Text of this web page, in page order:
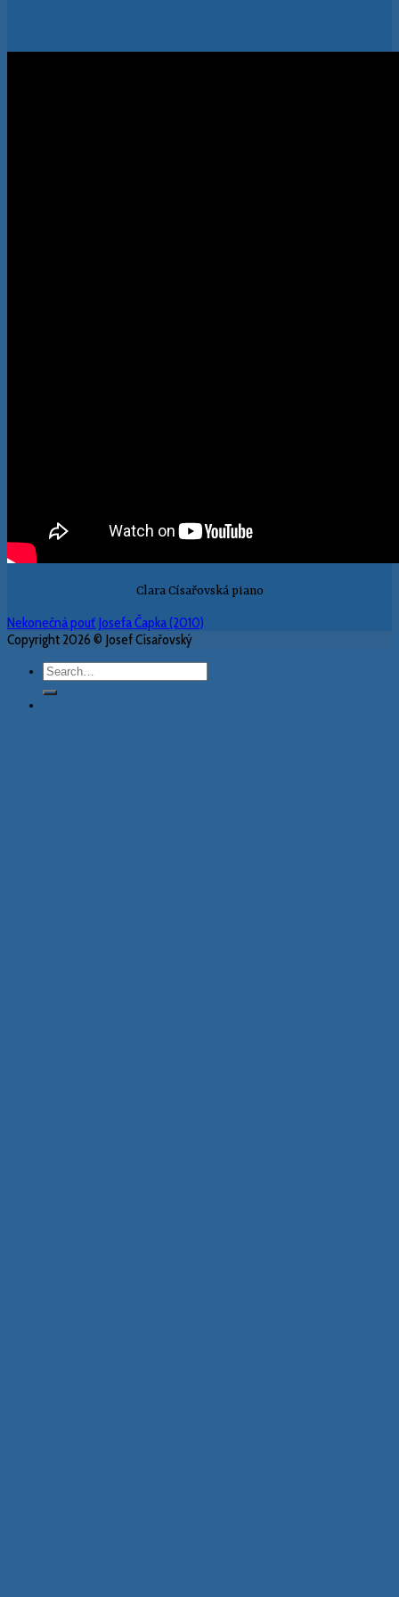
Clara Císařovská piano
Nekonečná pouť Josefa Čapka (2010)
Copyright 2026 © Josef Císařovský